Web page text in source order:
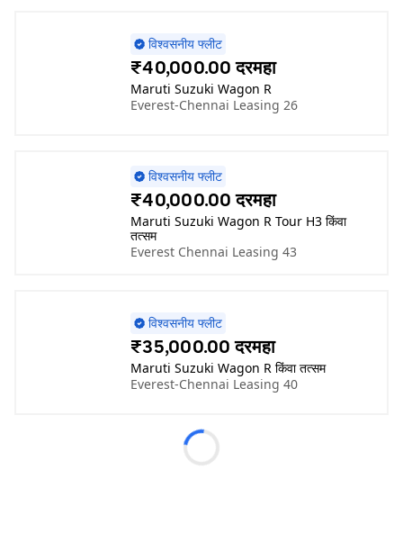
विश्वसनीय फ्लीट
₹40,000.00 दरमहा
Maruti Suzuki Wagon R
Everest-Chennai Leasing 26
विश्वसनीय फ्लीट
₹40,000.00 दरमहा
Maruti Suzuki Wagon R Tour H3 किंवा
तत्सम
Everest Chennai Leasing 43
विश्वसनीय फ्लीट
₹35,000.00 दरमहा
Maruti Suzuki Wagon R किंवा तत्सम
Everest-Chennai Leasing 40